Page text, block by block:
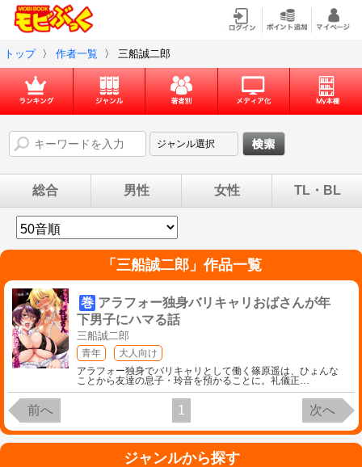
トップ 〉 作者一覧 〉 三船誠二郎
総合 男性 女性 TL・BL
「 三船誠二郎」作品一覧
巻 アラフォー独身バリキャリおばさんが年
下男子にハマる話
三船誠二郎
青年
大人向け
アラフォー独身でバリキャリとして働く篠原遥は、ひょんな
ことから友達の息子・玲音を預かることに。礼儀正…
前へ 1 次へ
ジャンルから探す